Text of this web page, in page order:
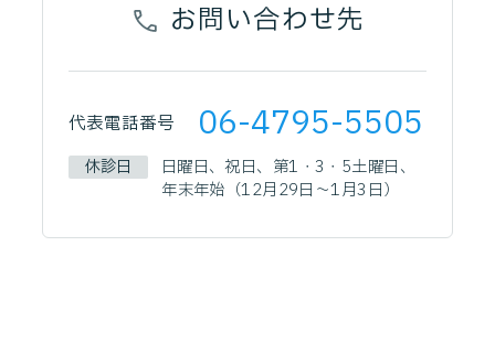
お問い合わせ先
代表電話番号 06-4795-5505
休診日
日曜日、祝日、第1・3・5土曜日、
年末年始（12月29日～1月3日）